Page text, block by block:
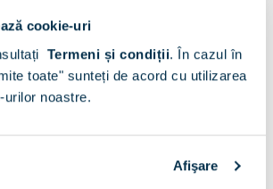
cookie-uri
Termeni și condiții. În cazul în
toate" sunteți de acord cu utilizarea
urilor noastre.
Afişare
in magazin